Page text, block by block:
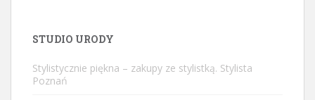
STUDIO URODY
Stylistycznie piękna – zakupy ze stylistką. Stylista
Poznań